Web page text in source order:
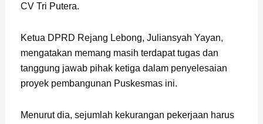
CV Tri Putera.
Ketua DPRD Rejang Lebong, Juliansyah Yayan,
mengatakan memang masih terdapat tugas dan
tanggung jawab pihak ketiga dalam penyelesaian
proyek pembangunan Puskesmas ini.
Menurut dia, sejumlah kekurangan pekerjaan harus